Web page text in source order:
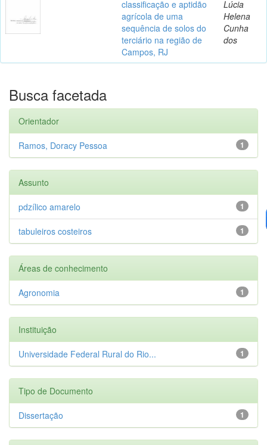
classificação e aptidão
agrícola de uma
sequência de solos do
terciário na região de
Campos, RJ
Lúcia
Helena
Cunha
dos
Busca facetada
Orientador
1
Ramos, Doracy Pessoa
Assunto
1
pdzílico amarelo
1
tabuleiros costeiros
Áreas de conhecimento
1
Agronomia
Instituição
1
Universidade Federal Rural do Rio...
Tipo de Documento
1
Dissertação